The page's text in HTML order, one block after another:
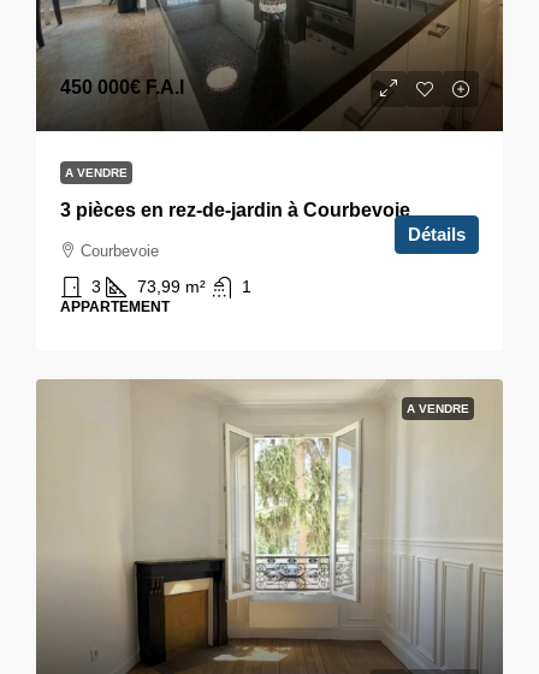
450 000€ F.A.I
A VENDRE
3 pièces en rez-de-jardin à Courbevoie
Courbevoie
3 73,99 m² 1
APPARTEMENT
Détails
A VENDRE